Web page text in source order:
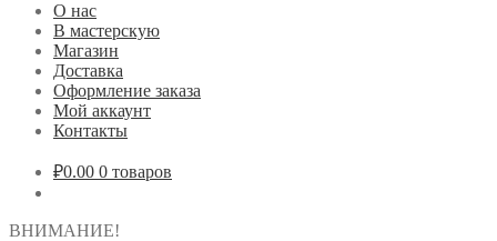
О нас
В мастерскую
Магазин
Доставка
Оформление заказа
Мой аккаунт
Контакты
₽0.00 0 товаров
ВНИМАНИЕ!